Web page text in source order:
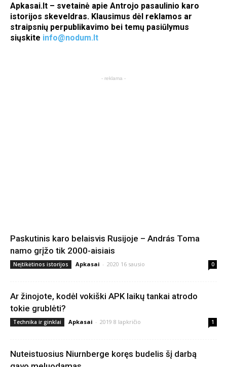
Apkasai.lt – svetainė apie Antrojo pasaulinio karo
istorijos skeveldras. Klausimus dėl reklamos ar
straipsnių perpublikavimo bei temų pasiūlymus
siųskite info@nodum.lt
- reklama -
Paskutinis karo belaisvis Rusijoje – András Toma
namo grįžo tik 2000-aisiais
Neįtikėtinos istorijos Apkasai - 2020 16 sausio 0
Ar žinojote, kodėl vokiški APK laikų tankai atrodo
tokie grublėti?
Technika ir ginklai Apkasai - 2019 8 lapkričio 1
Nuteistuosius Niurnberge koręs budelis šį darbą